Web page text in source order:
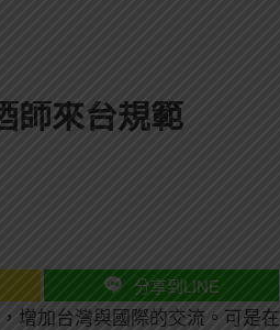
市
師來台規範
分享到LINE
增加台灣與國際的交流。可是在